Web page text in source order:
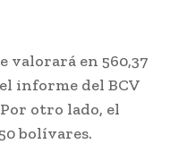
valorará en 560,37
informe del BCV
otro lado, el
bolívares.